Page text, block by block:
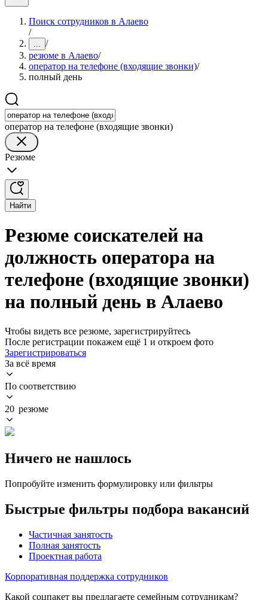
Поиск сотрудников в Алаево
/
... /
резюме в Алаево/
оператор на телефоне (входящие звонки)/
полный день
оператор на телефоне (входящие звонки)
Резюме
Найти
Резюме соискателей на
должность оператора на
телефоне (входящие звонки)
на полный день в Алаево
Чтобы видеть все резюме, зарегистрируйтесь
После регистрации покажем ещё 1 и откроем фото
Зарегистрироваться
За всё время
По соответствию
20 резюме
Ничего не нашлось
Попробуйте изменить формулировку или фильтры
Быстрые фильтры подбора вакансий
Частичная занятость
Полная занятость
Проектная работа
Корпоративная поддержка сотрудников
Какой соцпакет вы предлагаете семейным сотрудникам?